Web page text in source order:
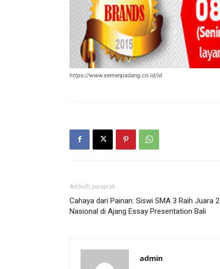
https://www.semenpadang.co.id/id
Artikulli paraprak
Cahaya dari Painan: Siswi SMA 3 Raih Juara 2
Nasional di Ajang Essay Presentation Bali
admin